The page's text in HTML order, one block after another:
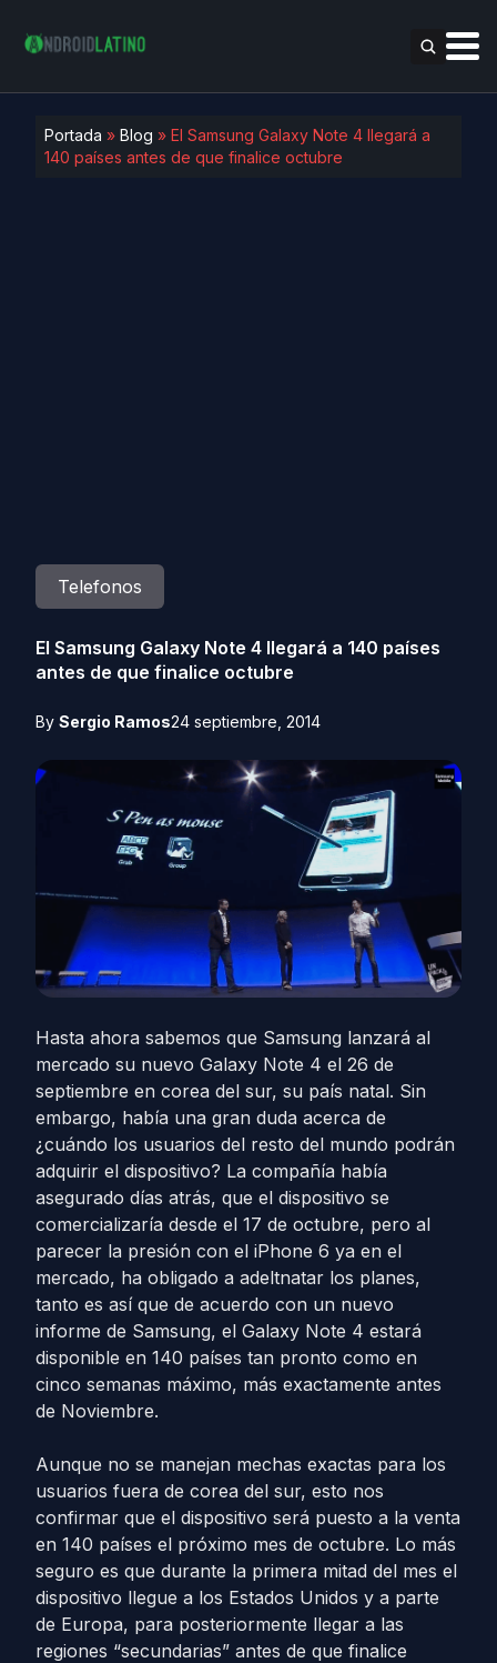
Portada » Blog » El Samsung Galaxy Note 4 llegará a
140 países antes de que finalice octubre
Telefonos
El Samsung Galaxy Note 4 llegará a 140 países
antes de que finalice octubre
By Sergio Ramos24 septiembre, 2014
Hasta ahora sabemos que Samsung lanzará al
mercado su nuevo Galaxy Note 4 el 26 de
septiembre en corea del sur, su país natal. Sin
embargo, había una gran duda acerca de
¿cuándo los usuarios del resto del mundo podrán
adquirir el dispositivo? La compañía había
asegurado días atrás, que el dispositivo se
comercializaría desde el 17 de octubre, pero al
parecer la presión con el iPhone 6 ya en el
mercado, ha obligado a adeltnatar los planes,
tanto es así que de acuerdo con un nuevo
informe de Samsung, el Galaxy Note 4 estará
disponible en 140 países tan pronto como en
cinco semanas máximo, más exactamente antes
de Noviembre.
Aunque no se manejan mechas exactas para los
usuarios fuera de corea del sur, esto nos
confirmar que el dispositivo será puesto a la venta
en 140 países el próximo mes de octubre. Lo más
seguro es que durante la primera mitad del mes el
dispositivo llegue a los Estados Unidos y a parte
de Europa, para posteriormente llegar a las
regiones “secundarias” antes de que finalice